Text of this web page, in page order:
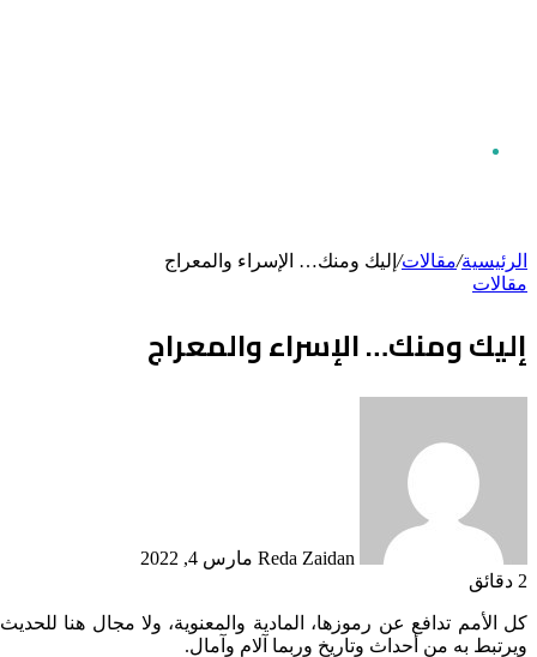
الرئيسية/مقالات/ إليك ومنك… الإسراء والمعراج
مقالات
إليك ومنك… الإسراء والمعراج
Reda Zaidan مارس 4, 2022
2 دقائق
كل الأمم تدافع عن رموزها، المادية والمعنوية، ولا مجال هنا
ويرتبط به من أحداث وتاريخ وربما آلام وآمال.